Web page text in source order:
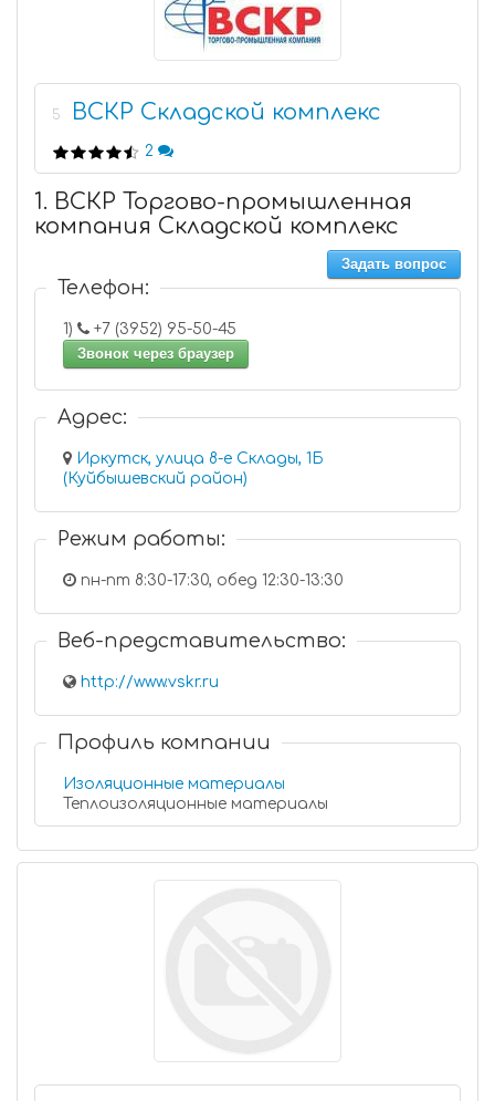
5 ВСКР Складской комплекс
2
1. ВСКР Торгово-промышленная
компания Складской комплекс
Задать вопрос
Телефон:
1)
+7 (3952) 95-50-45
Звонок через браузер
Адрес:
Иркутск, улица 8-е Склады, 1Б
(Куйбышевский район)
Режим работы:
пн-пт 8:30-17:30, обед 12:30-13:30
Веб-представительство:
http://www.vskr.ru
Профиль компании
Изоляционные материалы
Теплоизоляционные материалы